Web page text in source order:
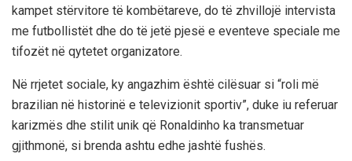
kampet stërvitore të kombëtareve, do të zhvillojë intervista
me futbollistët dhe do të jetë pjesë e eventeve speciale me
tifozët në qytetet organizatore.
Në rrjetet sociale, ky angazhim është cilësuar si “roli më
brazilian në historinë e televizionit sportiv”, duke iu referuar
karizmës dhe stilit unik që Ronaldinho ka transmetuar
gjithmonë, si brenda ashtu edhe jashtë fushës.